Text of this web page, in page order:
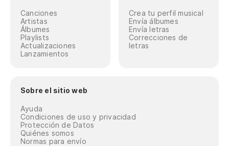
Canciones
Artistas
Álbumes
Playlists
Actualizaciones
Lanzamientos
Crea tu perfil musical
Envía álbumes
Envía letras
Correcciones de
letras
Sobre el sitio web
Ayuda
Condiciones de uso y privacidad
Protección de Datos
Quiénes somos
Normas para envío